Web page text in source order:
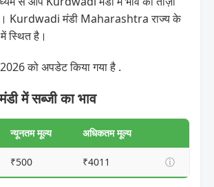
Kurdwadi मंडी Maharashtra राज्य के
स्थित है।
को अपडेट किया गया है .
में सब्जी का भाव
न्यूनतम मूल्य अधिकतम मूल्य
₹500 ₹4011 ⓘ